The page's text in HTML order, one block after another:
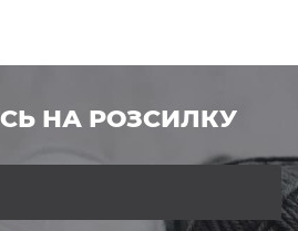
НА РОЗСИЛКУ